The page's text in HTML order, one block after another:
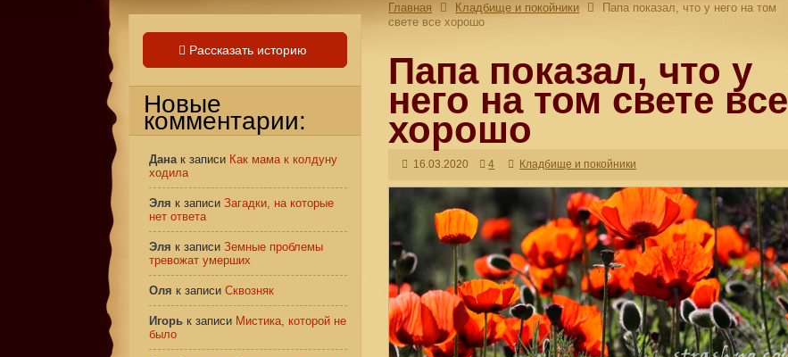
Главная Кладбище и покойники
Папа показал, что у него на том
свете все хорошо
Папа показал, что у
него на том свете все
хорошо
16.03.2020 4 Кладбище и покойники
Рассказать историю
Новые
комментарии:
Данак записи Как мама к колдуну
ходила
Эля к записи Загадки, на которые
нет ответа
Эля к записи Земные проблемы
тревожат умерших
Оля к записи Сквозняк
Игорь к записи Мистика, которой не
было